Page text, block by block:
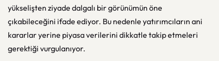
yükselişten ziyade dalgalı bir görünümün öne
çıkabileceğini ifade ediyor. Bu nedenle yatırımcıların ani
kararlar yerine piyasa verilerini dikkatle takip etmeleri
gerektiği vurgulanıyor.